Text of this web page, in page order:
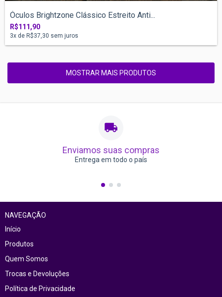
Óculos Brightzone Clássico Estreito Anti...
R$111,90
3x de R$37,30 sem juros
MOSTRAR MAIS PRODUTOS
Enviamos suas compras
Entrega em todo o país
NAVEGAÇÃO
Início
Produtos
Quem Somos
Trocas e Devoluções
Política de Privacidade